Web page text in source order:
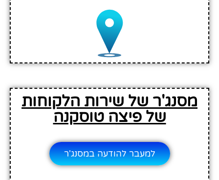
מסנג'ר של שירות הלקוחות
של פיצה טוסקנה
למעבר להודעה במסנג'ר